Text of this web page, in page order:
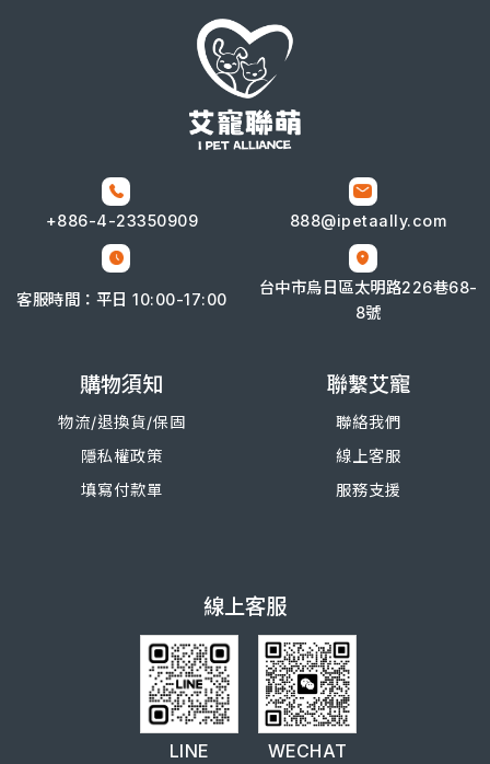
+886-4-23350909 888@ipetaally.com
客服時間：平日 10:00-17:00
台中市烏日區太明路226巷68-
8號
購物須知
物流/退換貨/保固
隱私權政策
填寫付款單
聯繫艾寵
聯絡我們
線上客服
服務支援
線上客服
LINE WECHAT